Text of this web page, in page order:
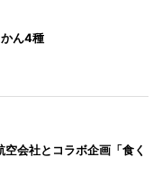
かん4種
会社とコラボ企画「食く